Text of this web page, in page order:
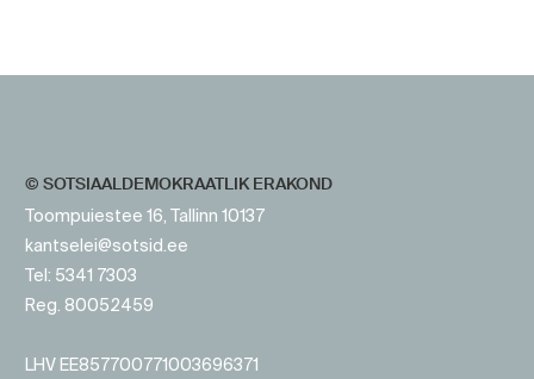
© SOTSIAALDEMOKRAATLIK ERAKOND
Toompuiestee 16, Tallinn 10137
kantselei@sotsid.ee
Tel: 5341 7303
Reg. 80052459
LHV EE857700771003696371